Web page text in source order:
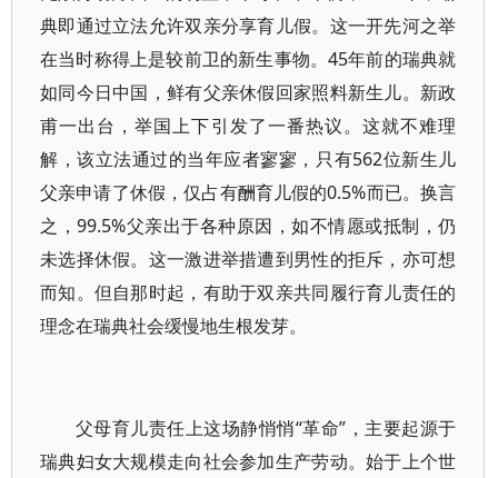
典即通过立法允许双亲分享育儿假。这一开先河之举
在当时称得上是较前卫的新生事物。45年前的瑞典就
如同今日中国，鲜有父亲休假回家照料新生儿。新政
甫一出台，举国上下引发了一番热议。这就不难理
解，该立法通过的当年应者寥寥，只有562位新生儿
父亲申请了休假，仅占有酬育儿假的0.5%而已。换言
之，99.5%父亲出于各种原因，如不情愿或抵制，仍
未选择休假。这一激进举措遭到男性的拒斥，亦可想
而知。但自那时起，有助于双亲共同履行育儿责任的
理念在瑞典社会缓慢地生根发芽。
父母育儿责任上这场静悄悄“革命”，主要起源于
瑞典妇女大规模走向社会参加生产劳动。始于上个世